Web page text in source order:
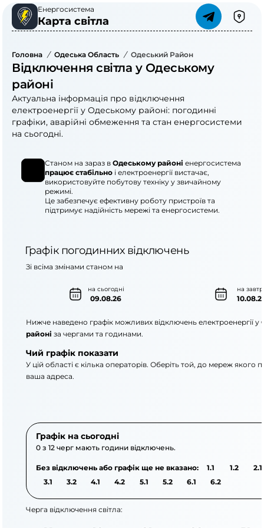
Енергосистема
Карта світла
Головна / Одеська Область / Одеський Район
Відключення світла у Одеському
районі
Актуальна інформація про відключення
електроенергії у Одеському районі: погодинні
графіки, аварійні обмеження та стан енергосистеми
на сьогодні.
Станом на зараз в Одеському районі енергосистема
працює стабільно і електроенергії вистачає,
використовуйте побутову техніку у звичайному
режимі.
Це забезпечує ефективну роботу пристроїв та
підтримує надійність мережі та енергосистеми.
Графік погодинних відключень
на сьогодні
09.08.26
на
Зі всіма змінами станом на
Нижче наведено графік можливих відключень електроенергії у
районі за чергами та годинами.
Чий графік показати
У цій області є кілька операторів. Оберіть той, до мереж якого
ваша адреса.
Графік на сьогодні
0 з 12 черг мають години відключень.
Без відключень або графік ще не вказано: 1.1 1.2
2.1
3.1
3.2 4.1 4.2 5.1 5.2 6.1 6.2
Черга відключення світла: